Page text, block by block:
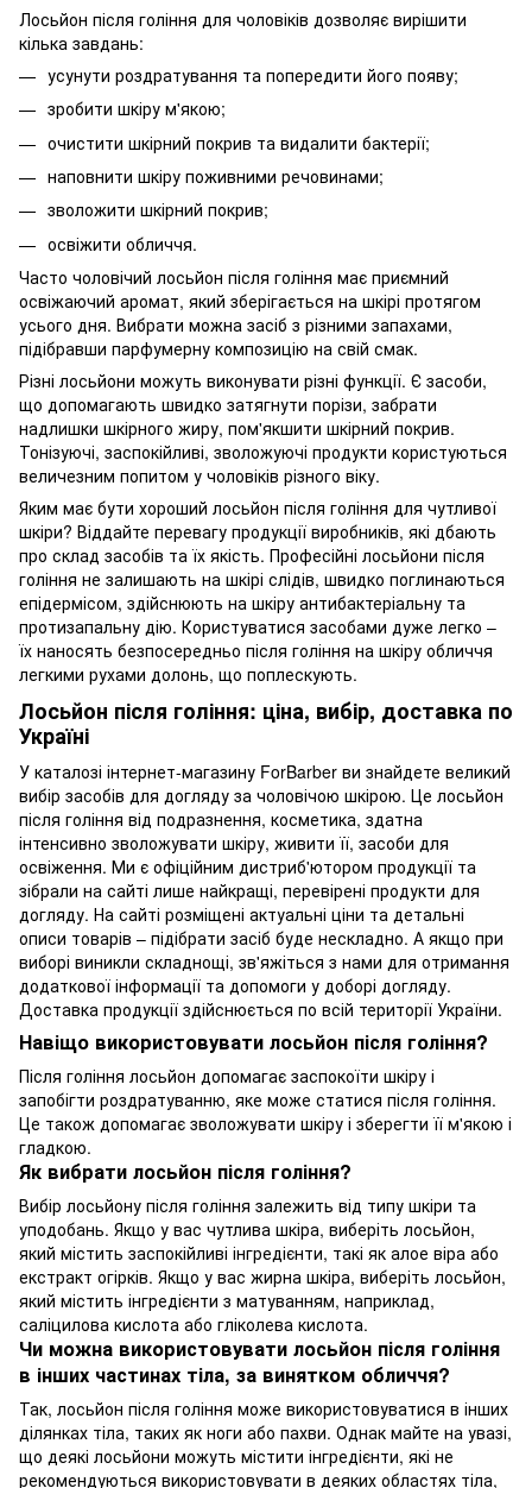
Лосьйон після гоління для чоловіків дозволяє вирішити
кілька завдань:
усунути роздратування та попередити його появу;
зробити шкіру м'якою;
очистити шкірний покрив та видалити бактерії;
наповнити шкіру поживними речовинами;
зволожити шкірний покрив;
освіжити обличчя.
Часто чоловічий лосьйон після гоління має приємний
освіжаючий аромат, який зберігається на шкірі протягом
усього дня. Вибрати можна засіб з різними запахами,
підібравши парфумерну композицію на свій смак.
Різні лосьйони можуть виконувати різні функції. Є засоби,
що допомагають швидко затягнути порізи, забрати
надлишки шкірного жиру, пом'якшити шкірний покрив.
Тонізуючі, заспокійливі, зволожуючі продукти користуються
величезним попитом у чоловіків різного віку.
Яким має бути хороший лосьйон після гоління для чутливої
шкіри? Віддайте перевагу продукції виробників, які дбають
про склад засобів та їх якість. Професійні лосьйони після
гоління не залишають на шкірі слідів, швидко поглинаються
епідермісом, здійснюють на шкіру антибактеріальну та
протизапальну дію. Користуватися засобами дуже легко –
їх наносять безпосередньо після гоління на шкіру обличчя
легкими рухами долонь, що поплескують.
Лосьйон після гоління: ціна, вибір, доставка по
Україні
У каталозі інтернет-магазину ForBarber ви знайдете великий
вибір засобів для догляду за чоловічою шкірою. Це лосьйон
після гоління від подразнення, косметика, здатна
інтенсивно зволожувати шкіру, живити її, засоби для
освіження. Ми є офіційним дистриб'ютором продукції та
зібрали на сайті лише найкращі, перевірені продукти для
догляду. На сайті розміщені актуальні ціни та детальні
описи товарів – підібрати засіб буде нескладно. А якщо при
виборі виникли складнощі, зв'яжіться з нами для отримання
додаткової інформації та допомоги у доборі догляду.
Доставка продукції здійснюється по всій території України.
Навіщо використовувати лосьйон після гоління?
Після гоління лосьйон допомагає заспокоїти шкіру і
запобігти роздратуванню, яке може статися після гоління.
Це також допомагає зволожувати шкіру і зберегти її м'якою і
гладкою.
Як вибрати лосьйон після гоління?
Вибір лосьйону після гоління залежить від типу шкіри та
уподобань. Якщо у вас чутлива шкіра, виберіть лосьйон,
який містить заспокійливі інгредієнти, такі як алое віра або
екстракт огірків. Якщо у вас жирна шкіра, виберіть лосьйон,
який містить інгредієнти з матуванням, наприклад,
саліцилова кислота або гліколева кислота.
Чи можна використовувати лосьйон після гоління
в інших частинах тіла, за винятком обличчя?
Так, лосьйон після гоління може використовуватися в інших
ділянках тіла, таких як ноги або пахви. Однак майте на увазі,
що деякі лосьйони можуть містити інгредієнти, які не
рекомендуються використовувати в деяких областях тіла,